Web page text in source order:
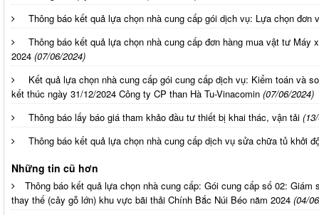
Thông báo kết quả lựa chọn nhà cung cấp gói dịch vụ: Lựa chọn đơn
Thông báo kết quả lựa chọn nhà cung cấp đơn hàng mua vật tư
2024 (07/06/2024)
Kết quả lựa chọn nhà cung cấp gói cung cấp dịch vụ: Kiểm toán và
kết thúc ngày 31/12/2024 Công ty CP than Hà Tu-Vinacomin (07/06/2024)
Thông báo lấy báo giá tham khảo đầu tư thiết bị khai thác, vận tải
Thông báo kết quả lựa chọn nhà cung cấp dịch vụ sửa chữa tủ khởi
Những tin cũ hơn
Thông báo kết quả lựa chọn nhà cung cấp: Gói cung cấp số 02:
thay thế (cây gỗ lớn) khu vực bãi thải Chính Bắc Núi Béo năm 2024 (04/